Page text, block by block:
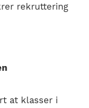
rekruttering
at klasser i